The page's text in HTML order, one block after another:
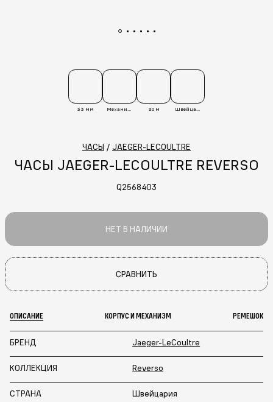
33 мм Механические 30 м Швейцария
ЧАСЫ / JAEGER-LECOULTRE
ЧАСЫ JAEGER-LECOULTRE REVERSO
Q2568403
НЕТ В НАЛИЧИИ
СРАВНИТЬ
ОПИСАНИЕ КОРПУС И МЕХАНИЗМ РЕМЕШОК
БРЕНД Jaeger-LeCoultre
КОЛЛЕКЦИЯ Reverso
СТРАНА Швейцария